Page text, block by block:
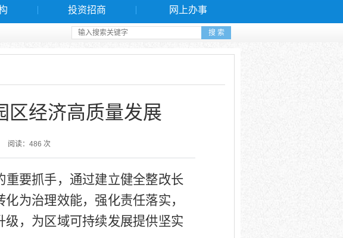
投资招商 网上办事
区经济高质量发展
阅读： 486 次
要抓手，通过建立健全整改长
为治理效能，强化责任落实，
，为区域可持续发展提供坚实